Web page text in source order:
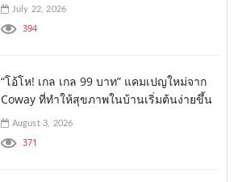
July 22, 2026
394
“โอ้โห! เกล เกล 99 บาท” แคมเปญใหม่จาก
Coway ที่ทำให้สุขภาพในบ้านเริ่มต้นง่ายขึ้น
August 3, 2026
371